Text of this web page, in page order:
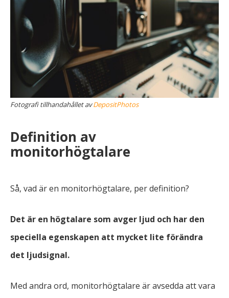
Fotografi tillhandahållet avDepositPhotos
Definition av
monitorhögtalare
Så, vad är en monitorhögtalare, per definition?
Det är en högtalare som avger ljud och har den
speciella egenskapen att mycket lite förändra
det ljudsignal.
Med andra ord, monitorhögtalare är avsedda att vara